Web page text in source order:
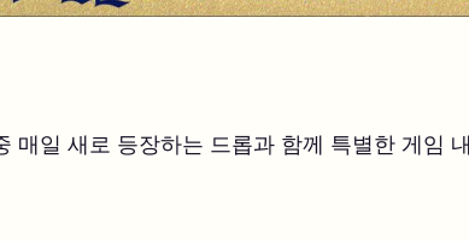
매일 새로 등장하는 드롭과 함께 특별한 게임 내